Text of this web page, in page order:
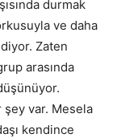
durmak
ve daha
Zaten
arasında
şey var. Mesela
kendince